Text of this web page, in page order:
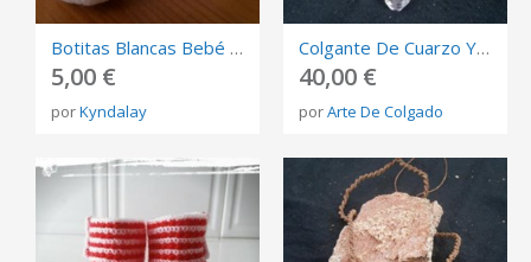
Botitas Blancas Bebé Ganchillo
5,00 €
porKyndalay
Colgante De Cuarzo Y Madera
40,00 €
porArte De Colgado